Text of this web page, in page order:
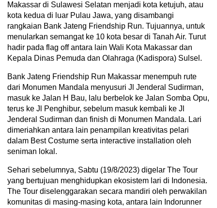
Makassar di Sulawesi Selatan menjadi kota ketujuh, atau
kota kedua di luar Pulau Jawa, yang disambangi
rangkaian Bank Jateng Friendship Run. Tujuannya, untuk
menularkan semangat ke 10 kota besar di Tanah Air. Turut
hadir pada flag off antara lain Wali Kota Makassar dan
Kepala Dinas Pemuda dan Olahraga (Kadispora) Sulsel.
Bank Jateng Friendship Run Makassar menempuh rute
dari Monumen Mandala menyusuri Jl Jenderal Sudirman,
masuk ke Jalan H Bau, lalu berbelok ke Jalan Somba Opu,
terus ke Jl Penghibur, sebelum masuk kembali ke Jl
Jenderal Sudirman dan finish di Monumen Mandala. Lari
dimeriahkan antara lain penampilan kreativitas pelari
dalam Best Costume serta interactive installation oleh
seniman lokal.
Sehari sebelumnya, Sabtu (19/8/2023) digelar The Tour
yang bertujuan menghidupkan ekosistem lari di Indonesia.
The Tour diselenggarakan secara mandiri oleh perwakilan
komunitas di masing-masing kota, antara lain Indorunner